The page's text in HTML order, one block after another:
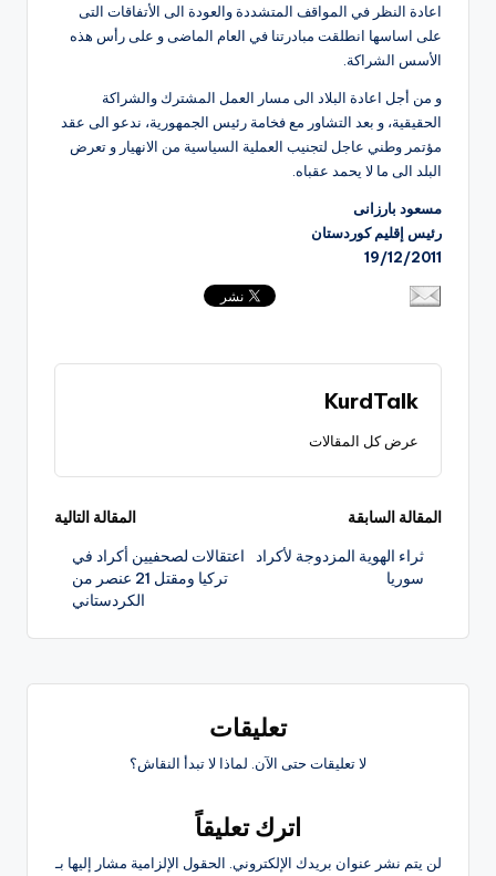
اعادة النظر في المواقف المتشددة والعودة الى الأتفاقات التى
على اساسها انطلقت مبادرتنا في العام الماضى و على رأس هذه
الأسس الشراكة.
و من أجل اعادة البلاد الى مسار العمل المشترك والشراكة
الحقيقية، و بعد التشاور مع فخامة رئيس الجمهورية، ندعو الى عقد
مؤتمر وطني عاجل لتجنيب العملية السياسية من الانهيار و تعرض
البلد الى ما لا يحمد عقباه.
مسعود بارزانى
رئيس إقليم كوردستان
19/12/2011
KurdTalk
عرض كل المقالات
تصفّح
المقالات
المقالة السابقة
ثراء الهوية المزدوجة لأكراد
سوريا
المقالة التالية
اعتقالات لصحفيين أكراد في
تركيا ومقتل 21 عنصر من
الكردستاني
تعليقات
لا تعليقات حتى الآن. لماذا لا تبدأ النقاش؟
اترك تعليقاً
لن يتم نشر عنوان بريدك الإلكتروني. الحقول الإلزامية مشار إليها بـ